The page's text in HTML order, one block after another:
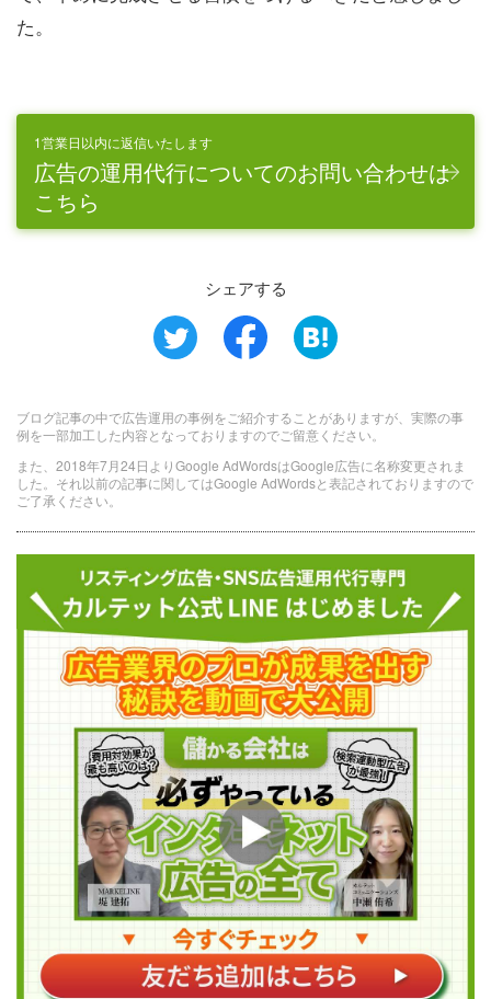
た。
1営業日以内に返信いたします
広告の運用代行についてのお問い合わせは
こちら
シェアする
ブログ記事の中で広告運用の事例をご紹介することがありますが、実際の事
例を一部加工した内容となっておりますのでご留意ください。
また、2018年7月24日よりGoogle AdWordsはGoogle広告に名称変更されま
した。それ以前の記事に関してはGoogle AdWordsと表記されておりますので
ご了承ください。